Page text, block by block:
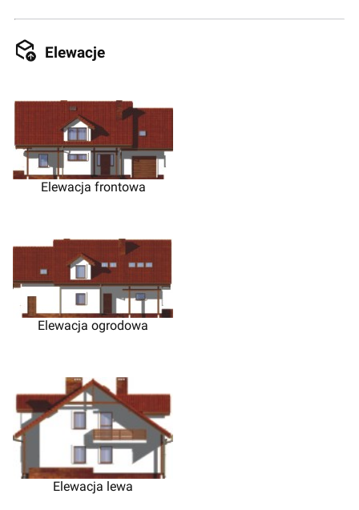
Elewacje
Elewacja frontowa
Elewacja ogrodowa
Elewacja lewa